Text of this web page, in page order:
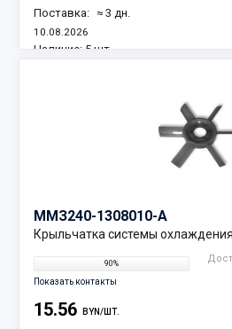
Поставка: ≈ 3 дн.
10.08.2026
Наличие: 5 шт.
ММЗ240-1308010-А
Крыльчатка системы
90%
Показать контакты
15.56 BYN/ШТ.